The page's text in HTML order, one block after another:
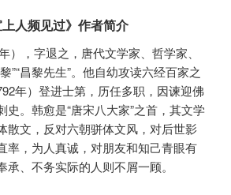
人频见过》作者简介
），字退之，唐代文学家、哲学家、
”“昌黎先生”。他自幼攻读六经百家之
年）登进士第，历任多职，因谏迎佛
史。韩愈是“唐宋八大家”之首，其文学
散文，反对六朝骈体文风，对后世影
率，为人真诚，对朋友和知己青眼有
承、不务实际的人则不屑一顾。